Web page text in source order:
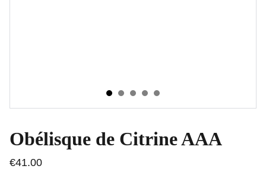
Obélisque de Citrine AAA
€41.00